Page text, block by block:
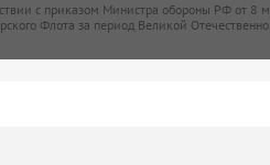
с приказом Министра обороны РФ от
Флота за период Великой